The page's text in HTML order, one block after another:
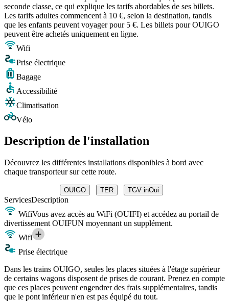
seconde classe, ce qui explique les tarifs abordables de ses billets.
Les tarifs adultes commencent à 10 €, selon la destination, tandis
que les enfants peuvent voyager pour 5 €. Les billets pour OUIGO
peuvent être achetés uniquement en ligne.
Wifi
Prise électrique
Bagage
Accessibilité
Climatisation
Vélo
Description de l'installation
Découvrez les différentes installations disponibles à bord avec
chaque transporteur sur cette route.
OUIGO TER TGV inOui
ServicesDescription
WifiVous avez accès au WiFi (OUIFI) et accédez au portail de
divertissement OUIFUN moyennant un supplément.
Wifi
Prise électrique
Dans les trains OUIGO, seules les places situées à l'étage supérieur
de certains wagons disposent de prises de courant. Prenez en compte
que ces places peuvent engendrer des frais supplémentaires, tandis
que le pont inférieur n'en est pas équipé du tout.